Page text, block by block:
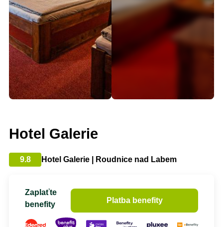
Hotel Galerie
9.8 Hotel Galerie | Roudnice nad Labem
Zaplaťte
benefity
Platba benefity